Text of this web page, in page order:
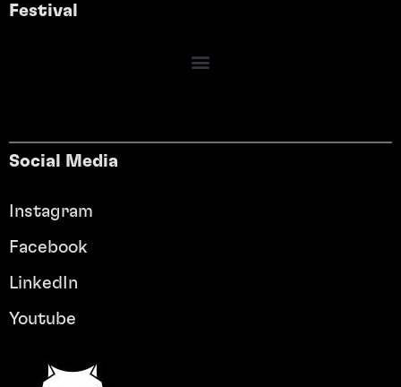
Festival
Social Media
Instagram
Facebook
LinkedIn
Youtube